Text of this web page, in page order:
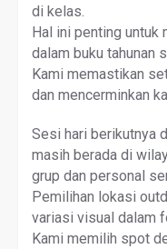
di kelas.
Hal ini penting untuk
dalam buku tahunan
Kami memastikan
dan mencerminkan
Sesi hari berikutnya
masih berada di
grup dan personal
Pemilihan lokasi
variasi visual dalam
Kami memilih spot